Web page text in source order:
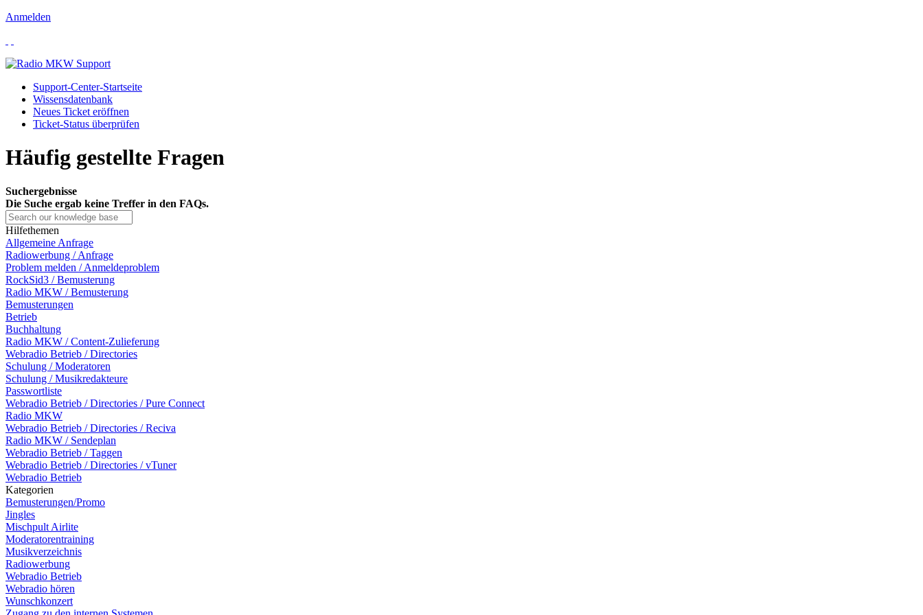
Anmelden
Support-Center-Startseite
Wissensdatenbank
Neues Ticket eröffnen
Ticket-Status überprüfen
Häufig gestellte Fragen
Suchergebnisse
Die Suche ergab keine Treffer in den FAQs.
Hilfethemen
Allgemeine Anfrage
Radiowerbung / Anfrage
Problem melden / Anmeldeproblem
RockSid3 / Bemusterung
Radio MKW / Bemusterung
Bemusterungen
Betrieb
Buchhaltung
Radio MKW / Content-Zulieferung
Webradio Betrieb / Directories
Schulung / Moderatoren
Schulung / Musikredakteure
Passwortliste
Webradio Betrieb / Directories / Pure Connect
Radio MKW
Webradio Betrieb / Directories / Reciva
Radio MKW / Sendeplan
Webradio Betrieb / Taggen
Webradio Betrieb / Directories / vTuner
Webradio Betrieb
Kategorien
Bemusterungen/Promo
Jingles
Mischpult Airlite
Moderatorentraining
Musikverzeichnis
Radiowerbung
Webradio Betrieb
Webradio hören
Wunschkonzert